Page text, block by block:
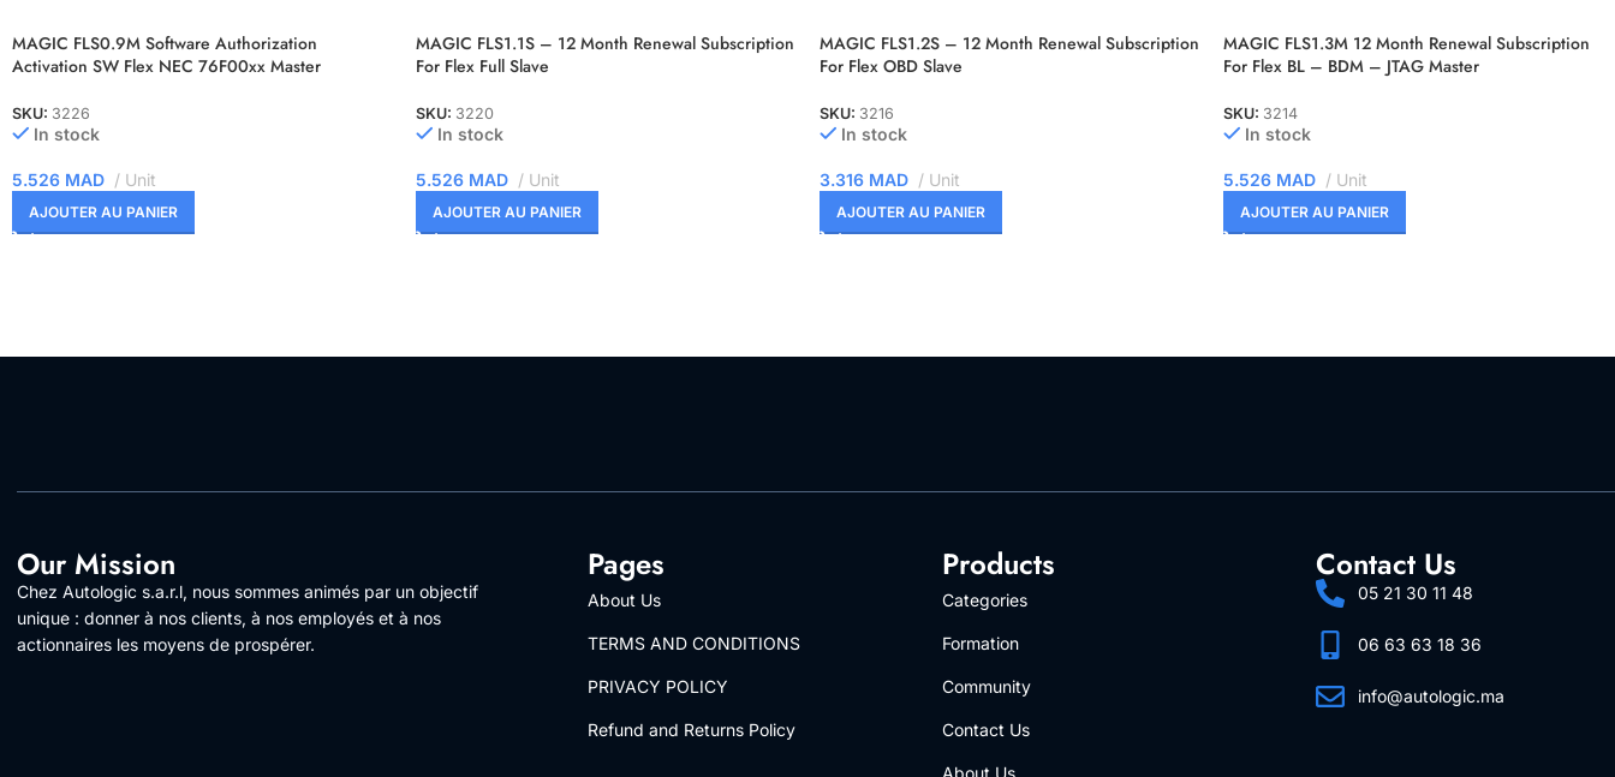
MAGIC FLS0.9M Software Authorization
Activation SW Flex NEC 76F00xx Master
SKU: 3226
In stock
5.526 MAD Unit
AJOUTER AU PANIER
MAGIC FLS1.1S – 12 Month Renewal Subscription
For Flex Full Slave
SKU: 3220
In stock
5.526 MAD Unit
AJOUTER AU PANIER
MAGIC FLS1.2S – 12 Month Renewal Subscription
For Flex OBD Slave
SKU: 3216
In stock
3.316 MAD Unit
AJOUTER AU PANIER
MAGIC FLS1.3M 12 Month Renewal Subscription
For Flex BL – BDM – JTAG Master
SKU: 3214
In stock
5.526 MAD Unit
AJOUTER AU PANIER
Our Mission
Chez Autologic s.a.r.l, nous sommes animés par un objectif
unique : donner à nos clients, à nos employés et à nos
actionnaires les moyens de prospérer.
Pages
About Us
TERMS AND CONDITIONS
PRIVACY POLICY
Refund and Returns Policy
Products
Categories
Formation
Community
Contact Us
About Us
Contact Us
05 21 30 11 48
06 63 63 18 36
info@autologic.ma